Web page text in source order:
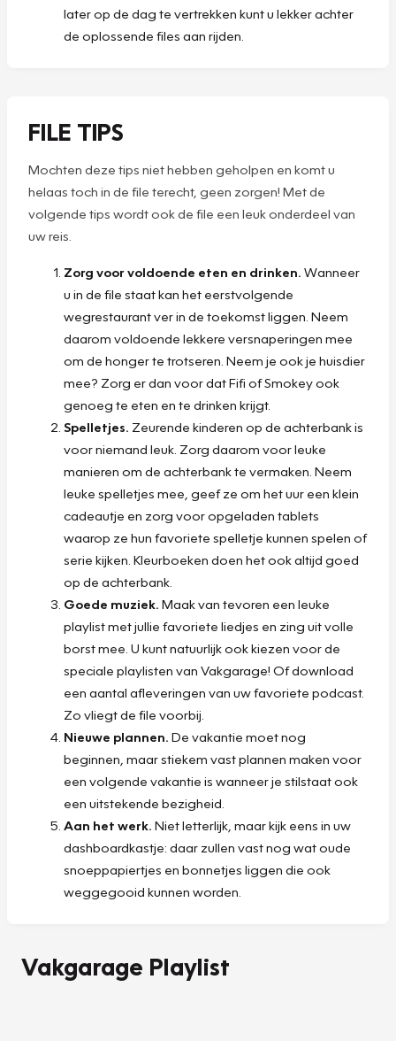
later op de dag te vertrekken kunt u lekker achter
de oplossende files aan rijden.
FILE TIPS
Mochten deze tips niet hebben geholpen en komt u
helaas toch in de file terecht, geen zorgen! Met de
volgende tips wordt ook de file een leuk onderdeel van
uw reis.
Zorg voor voldoende eten en drinken. Wanneer
u in de file staat kan het eerstvolgende
wegrestaurant ver in de toekomst liggen. Neem
daarom voldoende lekkere versnaperingen mee
om de honger te trotseren. Neem je ook je huisdier
mee? Zorg er dan voor dat Fifi of Smokey ook
genoeg te eten en te drinken krijgt.
Spelletjes. Zeurende kinderen op de achterbank is
voor niemand leuk. Zorg daarom voor leuke
manieren om de achterbank te vermaken. Neem
leuke spelletjes mee, geef ze om het uur een klein
cadeautje en zorg voor opgeladen tablets
waarop ze hun favoriete spelletje kunnen spelen of
serie kijken. Kleurboeken doen het ook altijd goed
op de achterbank.
Goede muziek. Maak van tevoren een leuke
playlist met jullie favoriete liedjes en zing uit volle
borst mee. U kunt natuurlijk ook kiezen voor de
speciale playlisten van Vakgarage! Of download
een aantal afleveringen van uw favoriete podcast.
Zo vliegt de file voorbij.
Nieuwe plannen. De vakantie moet nog
beginnen, maar stiekem vast plannen maken voor
een volgende vakantie is wanneer je stilstaat ook
een uitstekende bezigheid.
Aan het werk. Niet letterlijk, maar kijk eens in uw
dashboardkastje: daar zullen vast nog wat oude
snoeppapiertjes en bonnetjes liggen die ook
weggegooid kunnen worden.
Vakgarage Playlist